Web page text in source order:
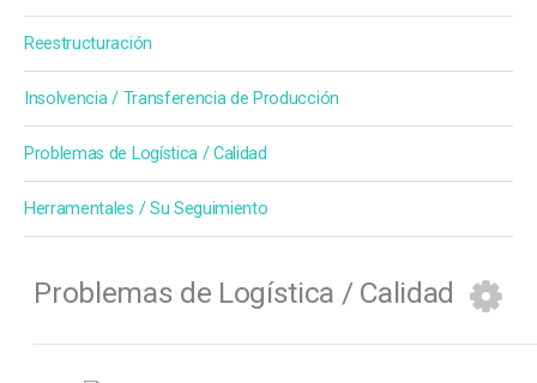
Reestructuración
Insolvencia / Transferencia de Producción
Problemas de Logística / Calidad
Herramentales / Su Seguimiento
Problemas de Logística / Calidad